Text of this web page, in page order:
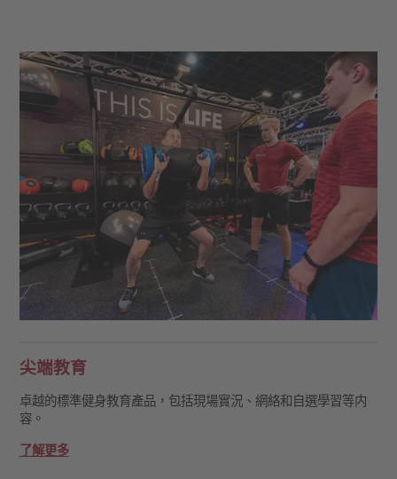
尖端教育
卓越的標準健身教育產品，包括現場實況、網絡和自選學習等内
容。
了解更多